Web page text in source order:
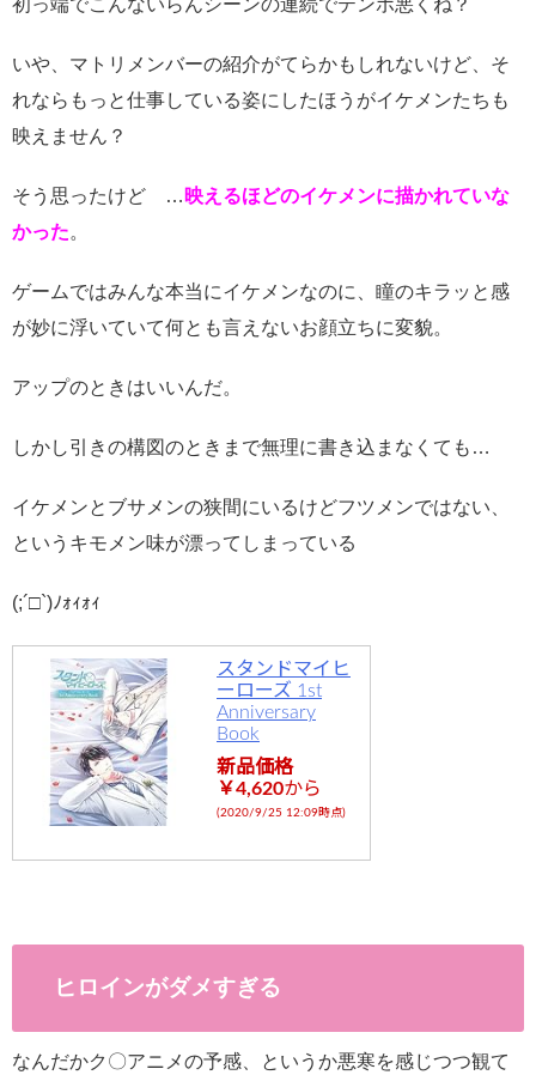
初っ端でこんないらんシーンの連続でテンポ悪くね？
いや、マトリメンバーの紹介がてらかもしれないけど、そ
れならもっと仕事している姿にしたほうがイケメンたちも
映えません？
そう思ったけど … 映えるほどのイケメンに描かれていな
かった。
ゲームではみんな本当にイケメンなのに、瞳のキラッと感
が妙に浮いていて何とも言えないお顔立ちに変貌。
アップのときはいいんだ。
しかし引きの構図のときまで無理に書き込まなくても…
イケメンとブサメンの狭間にいるけどフツメンではない、
というキモメン味が漂ってしまっている
(;´□`)ﾉｫｨｫｨ
スタンドマイヒ
ーローズ 1st
Anniversary
Book
新品価格
￥4,620から
(2020/9/25 12:09時点)
ヒロインがダメすぎる
なんだかク〇アニメの予感、というか悪寒を感じつつ観て